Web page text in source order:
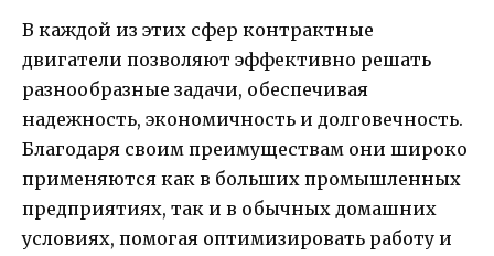
В каждой из этих сфер контрактные
двигатели позволяют эффективно решать
разнообразные задачи, обеспечивая
надежность, экономичность и долговечность.
Благодаря своим преимуществам они широко
применяются как в больших промышленных
предприятиях, так и в обычных домашних
условиях, помогая оптимизировать работу и